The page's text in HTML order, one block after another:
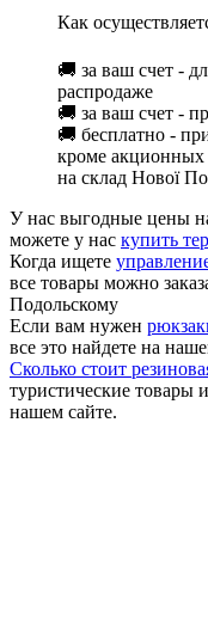
Как
🚚 за ваш счет -
распродаже
🚚 за ваш счет -
🚚 бесплатно -
кроме акционных
на склад Нової
У нас выгодные цены
можете у нас купить
Когда ищете
все товары можно
Подольскому
Если вам нужен
все это найдете на
Сколько стоит
туристические товары
нашем сайте.